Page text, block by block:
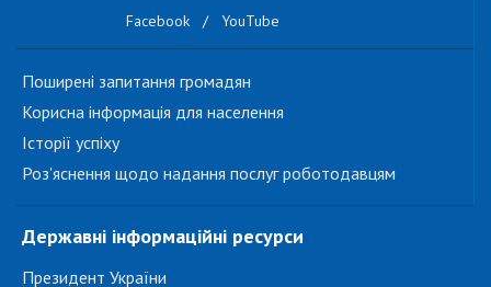
Facebook / YouTube
Поширені запитання громадян
Корисна інформація для населення
Історії успіху
Роз'яснення щодо надання послуг роботодавцям
Державні інформаційні ресурси
Президент України